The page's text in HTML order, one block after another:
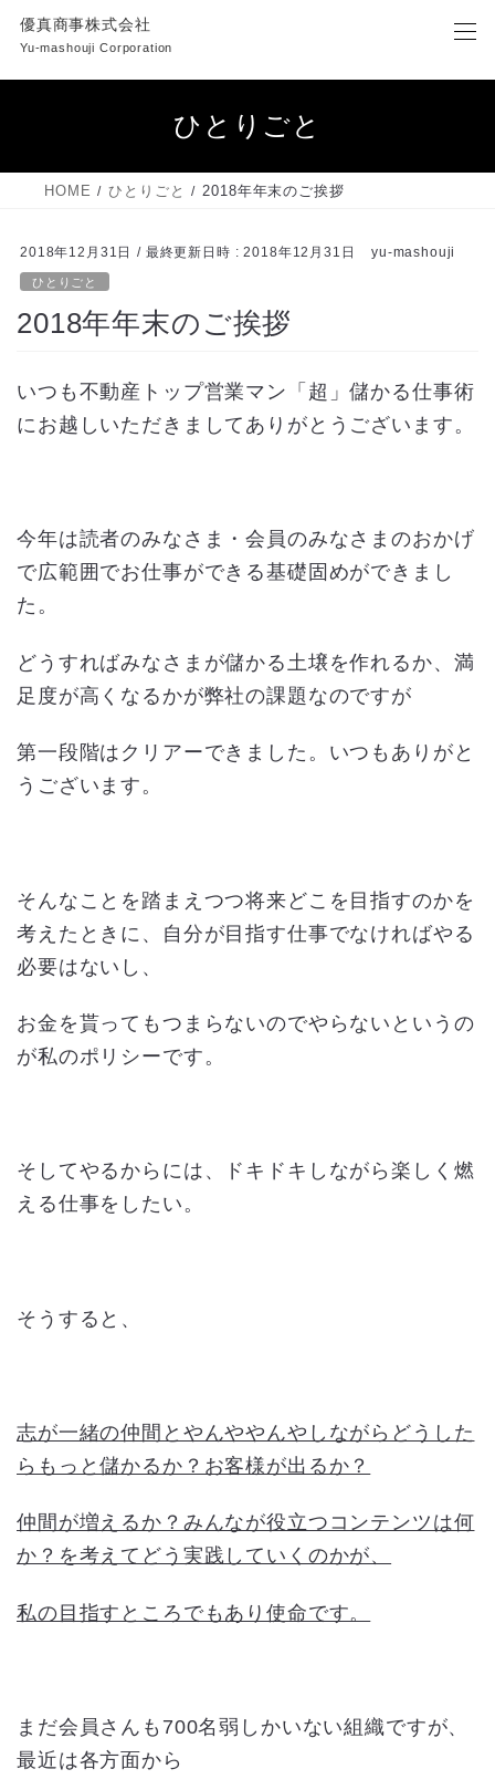
ン
キ
ー
に
優真商事株式会社
Yu-mashouji Corporation
ひとりごと
HOME ひとりごと 2018年年末のご挨拶
2018年12月31日 / 最終更新日時 :2018年12月31日 yu-mashouji
ひとりごと
2018年年末のご挨拶
いつも不動産トップ営業マン「超」儲かる仕事術
にお越しいただきましてありがとうございます。
今年は読者のみなさま・会員のみなさまのおかげ
で広範囲でお仕事ができる基礎固めができまし
た。
どうすればみなさまが儲かる土壌を作れるか、満
足度が高くなるかが弊社の課題なのですが
第一段階はクリアーできました。いつもありがと
うございます。
そんなことを踏まえつつ将来どこを目指すのかを
考えたときに、自分が目指す仕事でなければやる
必要はないし、
お金を貰ってもつまらないのでやらないというの
が私のポリシーです。
そしてやるからには、ドキドキしながら楽しく燃
える仕事をしたい。
そうすると、
志が一緒の仲間とやんややんやしながらどうした
らもっと儲かるか？お客様が出るか？
仲間が増えるか？みんなが役立つコンテンツは何
か？を考えてどう実践していくのかが、
私の目指すところでもあり使命です。
まだ会員さんも700名弱しかいない組織ですが、
最近は各方面から